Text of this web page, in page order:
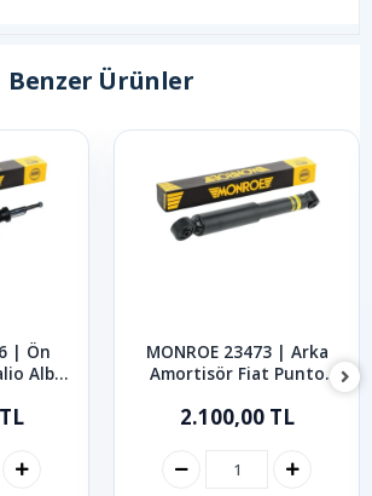
Benzer Ürünler
| Ön
Albea
MONROE 23473 | Arka
Amortisör Fiat Punto
2.100,00 TL